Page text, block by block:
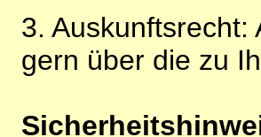
3. Auskunftsrecht:
gern über die zu